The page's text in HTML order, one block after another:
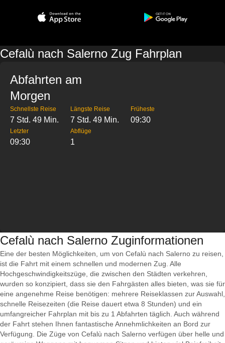
Cefalù nach Salerno Zug Fahrplan
Abfahrten am
Morgen
Schnellste Reise
7 Std. 49 Min.
Längste Reise
7 Std. 49 Min.
Früheste
09:30
Letzter
09:30
Abflüge
1
Cefalù nach Salerno Zuginformationen
Eine der besten Möglichkeiten, um von Cefalù nach Salerno zu reisen,
ist die Fahrt mit einem schnellen und modernen Zug. Alle
Hochgeschwindigkeitszüge, die zwischen den Städten verkehren,
wurden so konzipiert, dass sie den Fahrgästen alles bieten, was sie für
eine angenehme Reise benötigen: mehrere Reiseklassen zur Auswahl,
schnelle Reisezeiten (die Reise dauert etwa 8 Stunden) und ein
umfangreicher Fahrplan mit bis zu 1 Abfahrten täglich. Auch während
der Fahrt stehen Ihnen fantastische Annehmlichkeiten an Bord zur
Verfügung. Die Züge von Cefalù nach Salerno verfügen über helle und